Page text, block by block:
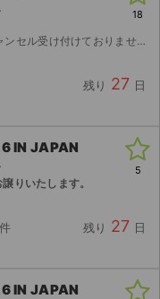
ご了承ください。 アプグレ‪× Japanese only
残り 27 日
18
IN JAPAN
りいたします。
残り 27 日
5
IN JAPAN